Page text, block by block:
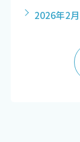
2026年2月